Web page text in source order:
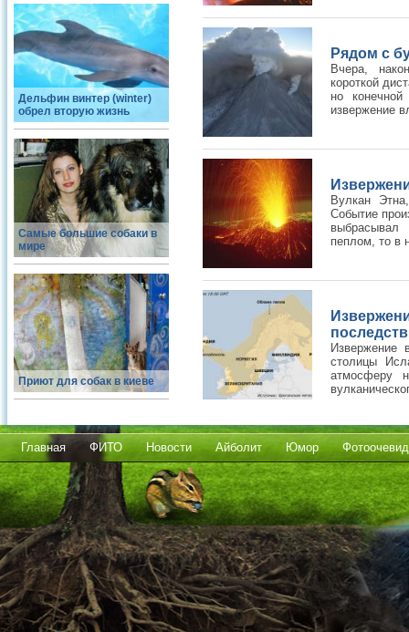
Дельфин винтер (winter)
обрел вторую жизнь
Самые большие собаки в
мире
Приют для собак в киеве
Рядом с
Вчера,
короткой
но
извержение
Вулкан
Событие
выбрасывал
пеплом, то в
Извержение
столицы
атмосферу
Главная ФИТО Новости Айболит Юмор